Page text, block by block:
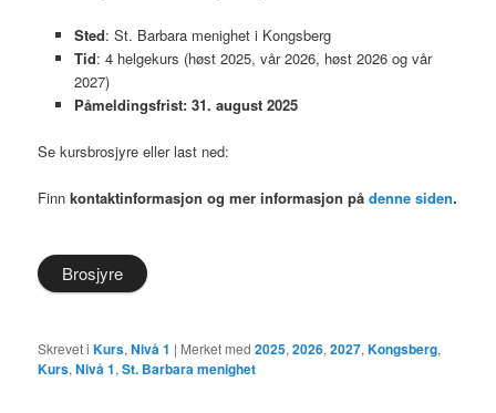
Sted: St. Barbara menighet i Kongsberg
Tid: 4 helgekurs (høst 2025, vår 2026, høst 2026 og vår
2027)
Påmeldingsfrist: 31. august 2025
Se kursbrosjyre eller last ned:
Finn kontaktinformasjon og mer informasjon pådenne siden.
Brosjyre
Skrevet i Kurs,Nivå 1 | Merket med 2025,2026,2027,Kongsberg,
Kurs,Nivå 1,St. Barbara menighet